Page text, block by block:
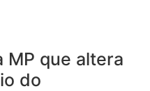
MP que altera
do